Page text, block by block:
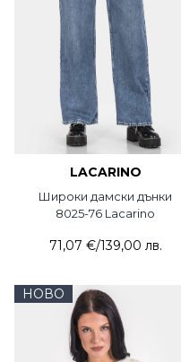
LACARINO
Широки дамски дънки
8025-76 Lacarino
71,07 €/139,00 лв.
НОВО